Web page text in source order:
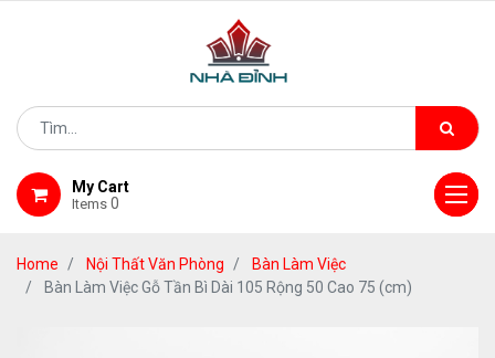
My Cart
Items 0
Home Nội Thất Văn Phòng
Bàn Làm Việc
Bàn Làm Việc Gỗ Tần Bì Dài 105 Rộng 50 Cao 75 (cm)